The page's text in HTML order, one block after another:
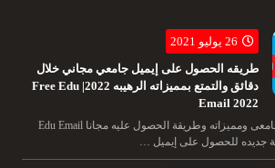
26 يوليو 2021
طريقه الحصول على إيميل جامعي مجاني خلال
دقائق والتمتع بمميزاته الرهيبه 2022| Free Edu
Email 2022
شرح كامل للايميل الجامعى ومميزاته وطريقة الحصول عليه مجانا Edu Email
جديده للحصول على إيميل …